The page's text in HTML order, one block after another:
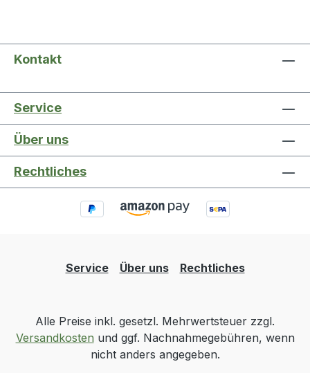
Kontakt
Service
Über uns
Rechtliches
Service Über uns Rechtliches
Alle Preise inkl. gesetzl. Mehrwertsteuer zzgl.
Versandkosten und ggf. Nachnahmegebühren, wenn
nicht anders angegeben.